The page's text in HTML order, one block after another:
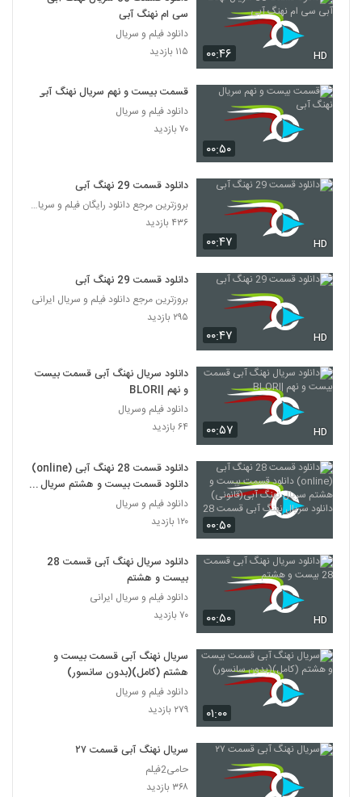
۰۰:۴۶ HD
سی ام نهنگ آبی
دانلود فیلم و سریال
۱۱۵ بازدید
۰۰:۵۰
قسمت بیست و نهم سریال نهنگ آبی
دانلود فیلم و سریال
۷۰ بازدید
۰۰:۴۷ HD
دانلود قسمت 29 نهنگ آبی
بروزترین مرجع دانلود رایگان فیلم و سریال ایرانی
۴۳۶ بازدید
۰۰:۴۷ HD
دانلود قسمت 29 نهنگ آبی
بروزترین مرجع دانلود فیلم و سریال ایرانی
۲۹۵ بازدید
۰۰:۵۷ HD
دانلود سریال نهنگ آبی قسمت بیست
و نهم |BLORI
دانلود فیلم وسریال
۶۴ بازدید
۰۰:۵۰
دانلود قسمت 28 نهنگ آبی (online)
دانلود قسمت بیست و هشتم سریال
نهنگ آبی(قانونی) دانلود سریال نهنگ
آبی قسمت 28
دانلود فیلم و سریال
۱۲۰ بازدید
۰۰:۵۰ HD
دانلود سریال نهنگ آبی قسمت 28
بیست و هشتم
دانلود فیلم و سریال ایرانی
۷۰ بازدید
۰۱:۰۰
سریال نهنگ آبی قسمت بیست و
هشتم (کامل)(بدون سانسور)
دانلود فیلم و سریال
۲۷۹ بازدید
سریال نهنگ آبی قسمت ۲۷
حامی2فیلم
۳۶۸ بازدید